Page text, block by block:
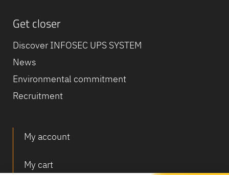
Get closer
Discover INFOSEC UPS SYSTEM
News
Environmental commitment
Recruitment
My account
My cart